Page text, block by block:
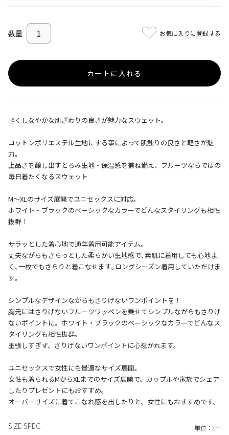
お気に入りに登録する
カートに入れる
軽くしなやかな肌ざわりの良さが魅力なスウェット。
コットンポリエステル生地にする事によって肌触りの良さと軽さが魅
力。
上品さを醸し出すとろみ生地・保温感を兼ね備え、フルーツならではの
毎日着たくなるスウェット
M～XLのサイズ展開でユニセックスに対応。
ホワイト・ブラックのベーシックなカラーでどんなスタイリングも相性
抜群！
サラッとした着心地で通年着用可能アイテム。
丈夫ながらもさらっとした柔らかい生地感で､素肌に着用しても心地よ
く､一枚でもさらりと着こなせます｡ロングシーズン着用していただけま
す｡
シンプルなデザインながらもさりげないワンポイントを！
胸元にはさりげないフルーツワッペンを乗せてシンプルながらもさりげ
ないポイントに。ホワイト・ブラックのベーシックなカラーでどんなス
タイリングも相性抜群。
主張しすぎず、さりげないワンポイントに心惹かれます。
ユニセックスで女性にも最適なサイズ展開。
女性も着られるMからXLまでのサイズ展開で、カップルや家族でシェア
したりプレゼントにもおすすめ。
SIZE SPEC.